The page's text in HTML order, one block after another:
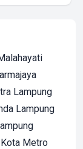
Lampung
Lampung
Metro